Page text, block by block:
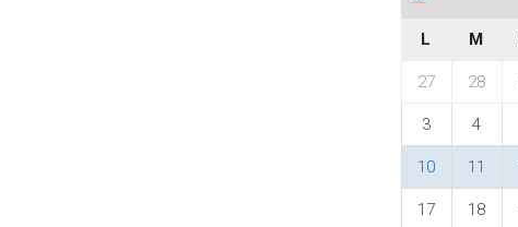
L M
27 28
3 4
10 11
17 18